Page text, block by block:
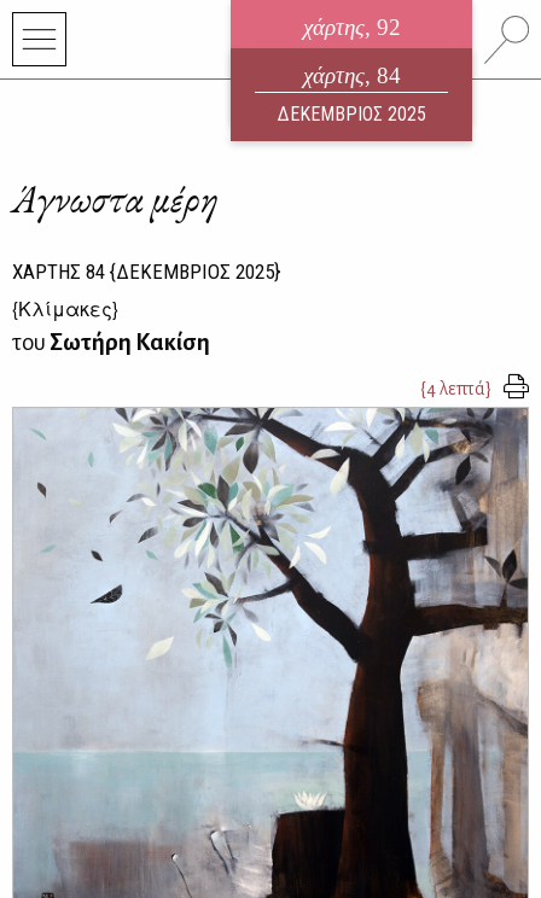
χάρτης, 92
ηλεκτρονικό περιοδικό
ΑΥΓΟΥΣΤΟΣ 2026
χάρτης, 84
ΔΕΚΕΜΒΡΙΟΣ 2025
Άγνωστα μέρη
ΧΑΡΤΗΣ 84 {ΔΕΚΕΜΒΡΙΟΣ 2025}
{Κλίμακες}
του Σωτήρη Κακίση
{4 λεπτά}